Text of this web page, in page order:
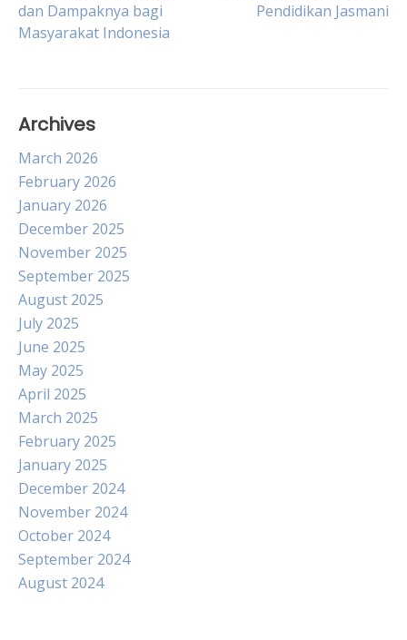
navigation
dan Dampaknya bagi
Masyarakat Indonesia
Pendidikan Jasmani
Archives
March 2026
February 2026
January 2026
December 2025
November 2025
September 2025
August 2025
July 2025
June 2025
May 2025
April 2025
March 2025
February 2025
January 2025
December 2024
November 2024
October 2024
September 2024
August 2024